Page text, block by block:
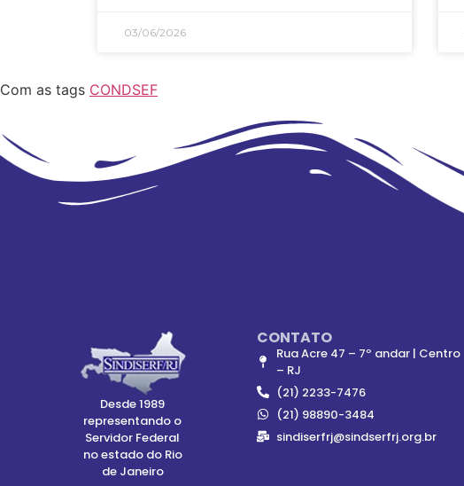
03/06/2026
Com as tags CONDSEF
Desde 1989
representando o
Servidor Federal
no estado do Rio
de Janeiro
CONTATO
Rua Acre 47 – 7º andar | Centro
– RJ
(21) 2233-7476
(21) 98890-3484
sindiserfrj@sindserfrj.org.br